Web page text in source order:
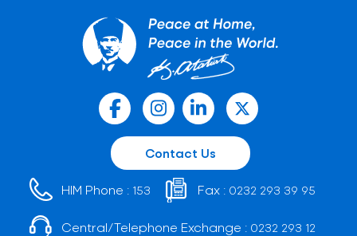
Contact Us
HIM Phone : 153 Fax : 0232 293 39 95
Central/Telephone Exchange : 0232 293 12